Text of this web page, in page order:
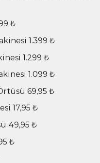
₺
1.399 ₺
1.299 ₺
1.099 ₺
69,95 ₺
17,95 ₺
49,95 ₺
₺